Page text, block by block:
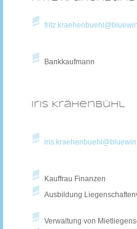
Bankkaufmann
Iris Krähenbühl
Kauffrau Finanzen
Ausbildung
Verwaltung von